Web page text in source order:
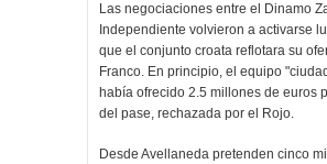
Las negociaciones entre el Dinamo
Independiente volvieron a activarse
que el conjunto croata reflotara su
Franco. En principio, el equipo
había ofrecido 2.5 millones de euros
del pase, rechazada por el Rojo.
Desde Avellaneda pretenden cinco